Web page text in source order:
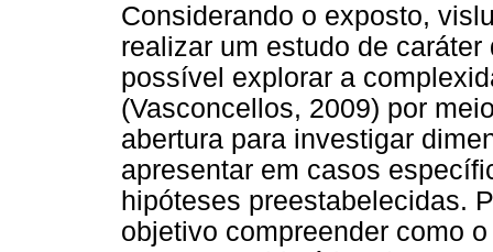
Considerando o exposto,
realizar um estudo de
possível explorar a
(Vasconcellos, 2009) por
abertura para investigar
apresentar em casos
hipóteses preestabelecidas.
objetivo compreender como